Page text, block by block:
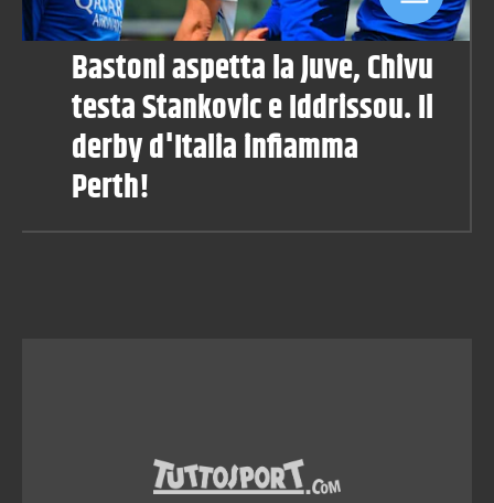
Bastoni aspetta la Juve, Chivu
testa Stankovic e Iddrissou. Il
derby d'Italia infiamma
Perth!